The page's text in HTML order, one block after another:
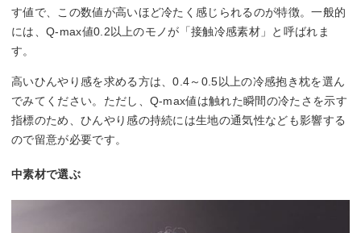
す値で、この数値が高いほど冷たく感じられるのが特徴。一般的
には、Q-max値0.2以上のモノが「接触冷感素材」と呼ばれま
す。
高いひんやり感を求める方は、0.4～0.5以上の冷感抱き枕を選ん
でみてください。ただし、Q-max値は触れた瞬間の冷たさを示す
指標のため、ひんやり感の持続には生地の通気性なども影響する
ので留意が必要です。
中素材で選ぶ